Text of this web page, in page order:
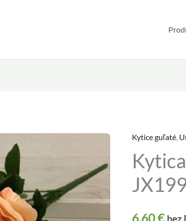
Kytice guľaté,
6,60€
množstvo
Kytica
ruža
doplnky
JX19975